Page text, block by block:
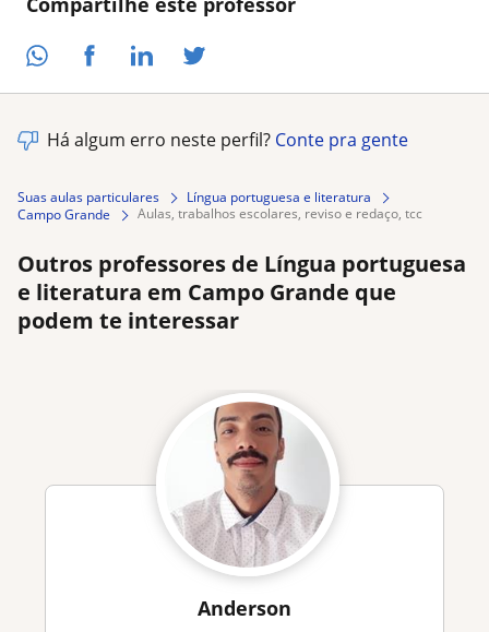
Há algum erro neste perfil? Conte pra gente
Suas aulas particulares
Língua portuguesa e literatura
Campo Grande
aulas, trabalhos escolares, reviso e redaço, tcc
Outros professores de Língua portuguesa
e literatura em Campo Grande que
podem te interessar
Anderson